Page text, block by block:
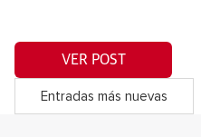
VER POST
Entradas más nuevas